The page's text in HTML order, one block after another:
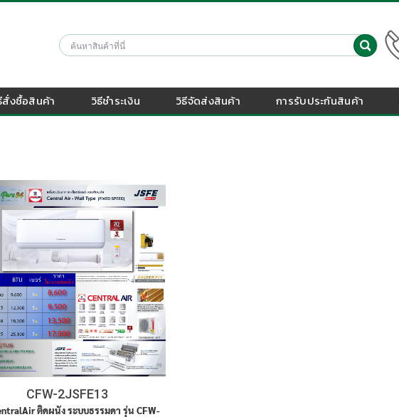
สั่งซื้อสินค้า วิธีชำระเงิน วิธีจัดส่งสินค้า การรับประกันสินค้า
CFW-2JSFE13
ติดผนัง ระบบธรรมดา รุ่น CFW-